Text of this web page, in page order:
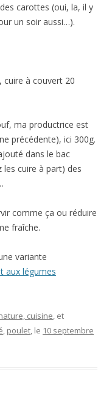
carottes (oui, la, il y
un soir aussi…).
cuire à couvert 20
ma productrice est
précédente), ici 300g.
dans le bac
les cuire à part) des
comme ça ou réduire
fraîche.
variante
aux légumes
cuisine, et
, poulet, le 10 septembre